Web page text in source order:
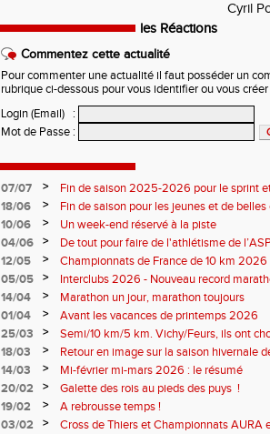
Cyril
les Réactions
Commentez cette actualité
Pour commenter une actualité il faut posséder un
rubrique ci-dessous pour vous identifier ou vous
Login (Email)
:
Mot de Passe :
07/07 >
Fin de saison 2025-2026 pour le sprint
18/06
>
Fin de saison pour les jeunes et de
10/06
>
Un week-end réservé à la piste
04/06
>
De tout pour faire de l'athlétisme de
monde souriant
12/05 >
Championnats de France de 10 km
Soirées piste
05/05 >
Interclubs 2026 - Nouveau record
résultats
14/04 >
Marathon un jour, marathon toujours
01/04
>
Avant les vacances de printemps 2026
25/03
>
Semi/10 km/5 km. Vichy/Feurs, ils ont
18/03
>
Retour en image sur la saison hivernale
14/03
>
Mi-février mi-mars 2026 : le résumé
20/02
>
Galette des rois au pieds des puys !
19/02
>
A rebrousse temps !
03/02
>
Cross de Thiers et Championnats AURA